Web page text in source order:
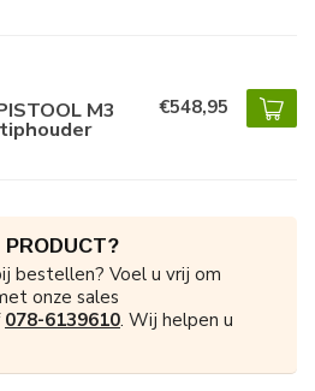
M3 €548,95
PRODUCT?
bestellen? Voel u vrij om
onze sales
078-6139610. Wij helpen u